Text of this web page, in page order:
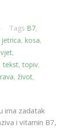
Tags B7,
jetrica, kosa,
,
,tekst,topiv,
, život,
ima zadatak
i vitamin B7,